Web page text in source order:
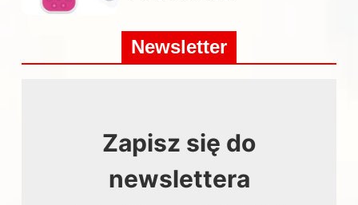
Newsletter
Zapisz się do
newslettera